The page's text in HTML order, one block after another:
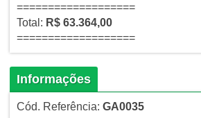
===================
Total: R$ 63.364,00
===================
Informações
Cód. Referência: GA0035